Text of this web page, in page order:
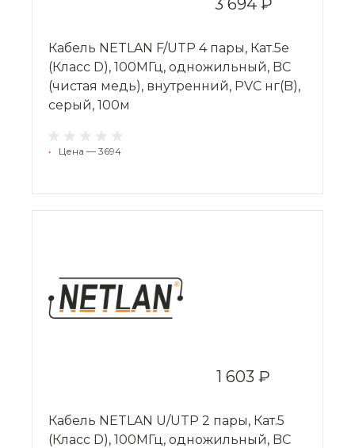
Кабель NETLAN F/UTP 4 пары, Кат.5e
(Класс D), 100МГц, одножильный, BC
(чистая медь), внутренний, PVC нг(B),
серый, 100м
• Цена — 3694
1 603 ₽
Кабель NETLAN U/UTP 2 пары, Кат.5
(Класс D), 100МГц, одножильный, BC